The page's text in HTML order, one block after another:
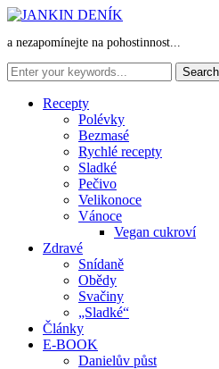
a nezapomínejte na pohostinnost...
Recepty
Polévky
Bezmasé
Rychlé recepty
Sladké
Pečivo
Velikonoce
Vánoce
Vegan cukroví
Zdravé
Snídaně
Obědy
Svačiny
„Sladké“
Články
E-BOOK
Danielův půst